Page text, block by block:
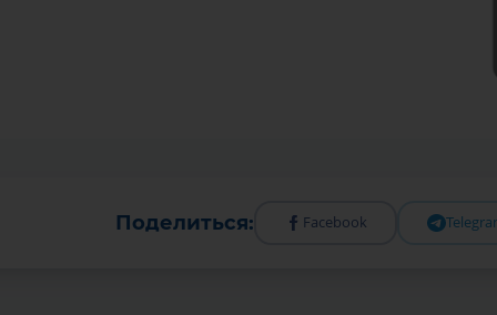
Поделиться: Facebook